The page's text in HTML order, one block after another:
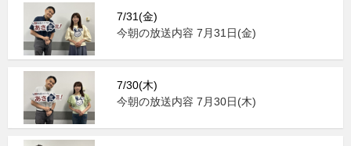
7/31(金)
今朝の放送内容 7月31日(金)
7/30(木)
今朝の放送内容 7月30日(木)